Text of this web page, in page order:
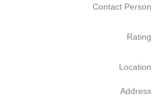
Contact Person
Rating
Location
Address